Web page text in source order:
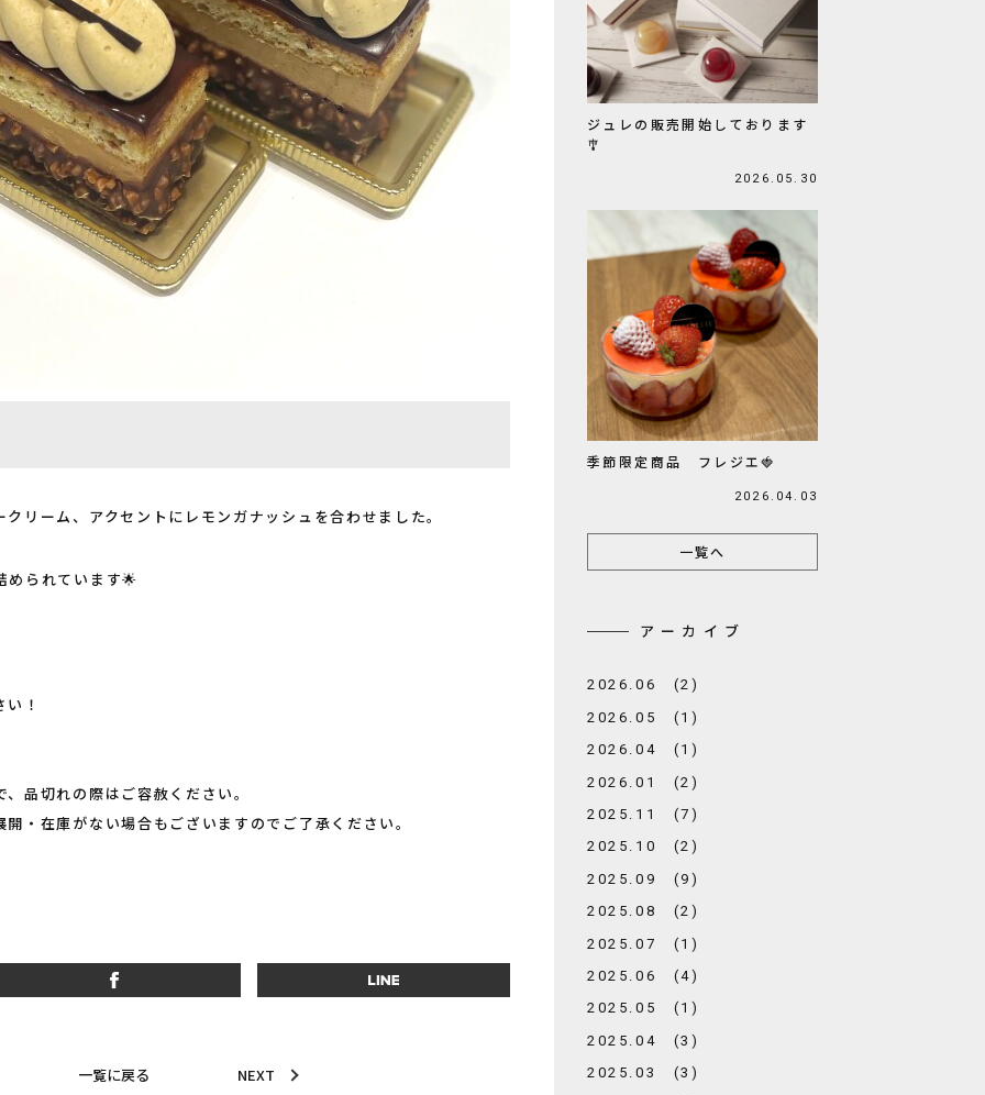
リーム、アクセントにレモンガナッシュを合わせました。
められています🌟
！
品切れの際はご容赦ください。
・在庫がない場合もございますのでご了承ください。
一覧に戻る NEXT
ジュレの販売開始しております
🎐
2026.05.30
季節限定商品 フレジエ🍓
2026.04.03
一覧へ
アーカイブ
2026.06 (2)
2026.05 (1)
2026.04 (1)
2026.01 (2)
2025.11 (7)
2025.10 (2)
2025.09 (9)
2025.08 (2)
2025.07 (1)
2025.06 (4)
2025.05 (1)
2025.04 (3)
2025.03 (3)